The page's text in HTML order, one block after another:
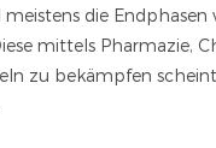
die Endphasen
mittels Pharmazie,
zu bekämpfen